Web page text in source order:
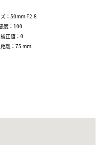
ズ：50mm F2.8
度：100
正値：0
離：75 mm